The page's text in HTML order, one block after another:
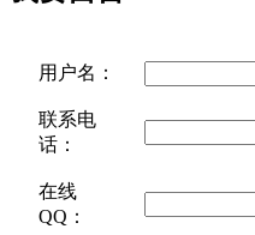
用户名：
联系电
话：
在线
QQ：